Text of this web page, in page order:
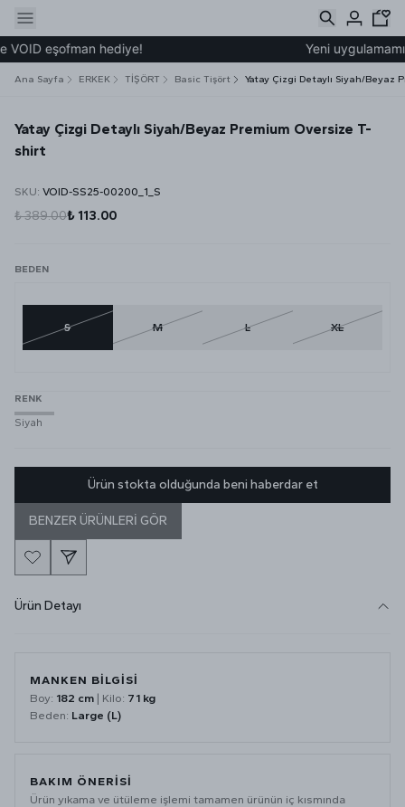
eşofman hediye! Yeni
Ana Sayfa ERKEK TİŞÖRT Basic Tişört Yatay Çizgi Detaylı Siyah/Beyaz
Yatay Çizgi Detaylı Siyah/Beyaz Premium Oversize T-
shirt
SKU: VOID-SS25-00200_1_S
₺ 389.00₺ 113.00
BEDEN
S M L XL
RENK
Siyah
Ürün stokta olduğunda beni haberdar et
BENZER ÜRÜNLERİ GÖR
Ürün Detayı
MANKEN BİLGİSİ
Boy: 182 cm | Kilo: 71 kg
Beden: Large (L)
BAKIM ÖNERİSİ
Ürün yıkama ve ütüleme işlemi tamamen ürünün iç kısmında